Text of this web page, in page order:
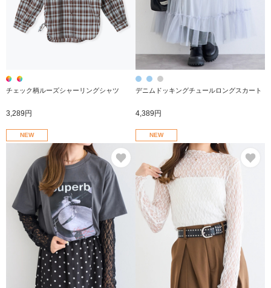
チェック柄ルーズシャーリングシャツ
3,289円
デニムドッキングチュールロングスカート
4,389円
NEW NEW